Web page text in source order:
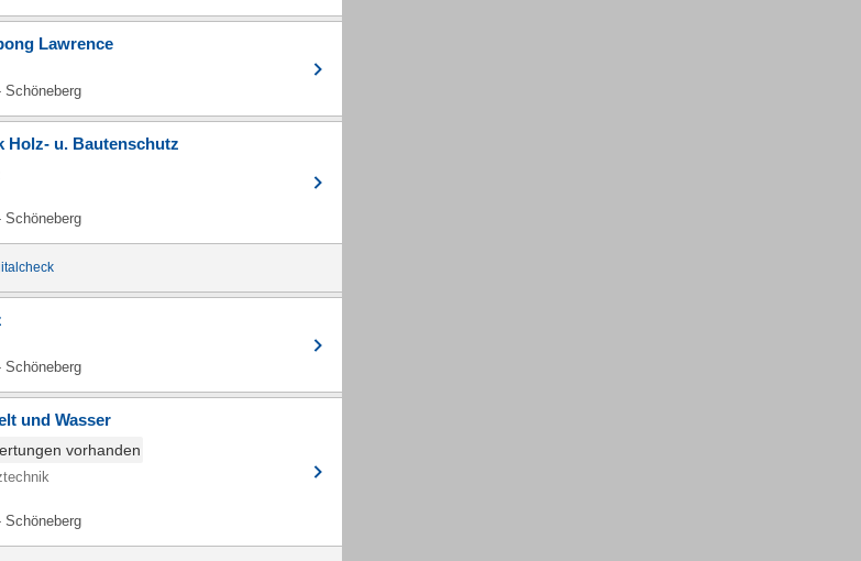
Lawrence
Schöneberg
Holz- u. Bautenschutz
Schöneberg
Schöneberg
und Wasser
vorhanden
Schöneberg